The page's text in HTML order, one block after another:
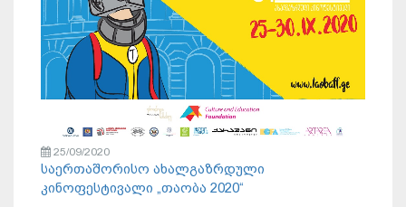
25/09/2020
საერთაშორისო ახალგაზრდული
კინოფესტივალი „თაობა 2020“